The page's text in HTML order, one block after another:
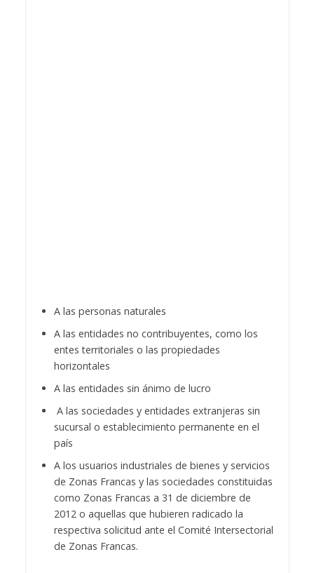
A las personas naturales
A las entidades no contribuyentes, como los
entes territoriales o las propiedades
horizontales
A las entidades sin ánimo de lucro
A las sociedades y entidades extranjeras sin
sucursal o establecimiento permanente en el
país
A los usuarios industriales de bienes y servicios
de Zonas Francas y las sociedades constituidas
como Zonas Francas a 31 de diciembre de
2012 o aquellas que hubieren radicado la
respectiva solicitud ante el Comité Intersectorial
de Zonas Francas.